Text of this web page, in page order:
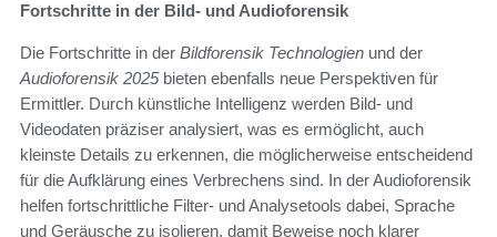
Fortschritte in der Bild- und Audioforensik
Die Fortschritte in der Bildforensik Technologien und der
Audioforensik 2025bieten ebenfalls neue Perspektiven für
Ermittler. Durch künstliche Intelligenz werden Bild- und
Videodaten präziser analysiert, was es ermöglicht, auch
kleinste Details zu erkennen, die möglicherweise entscheidend
für die Aufklärung eines Verbrechens sind. In der Audioforensik
helfen fortschrittliche Filter- und Analysetools dabei, Sprache
und Geräusche zu isolieren, damit Beweise noch klarer